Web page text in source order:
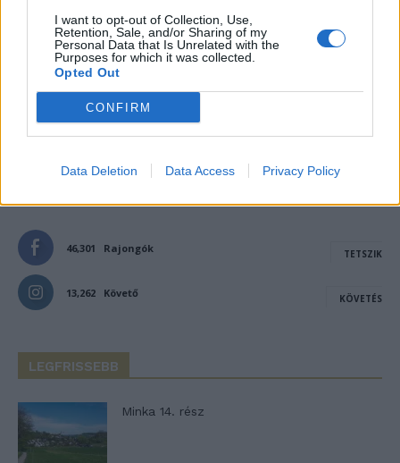
I want to opt-out of Collection, Use,
Retention, Sale, and/or Sharing of my
Personal Data that Is Unrelated with the
Purposes for which it was collected.
Opted Out
CONFIRM
Data Deletion Data Access Privacy Policy
Notify me of follow-up comments by email.
Notify me of new posts by email.
- Advertisement -
46,301 Rajongók TETSZIK
13,262 Követő KÖVETÉS
LEGFRISSEBB
Minka 14. rész